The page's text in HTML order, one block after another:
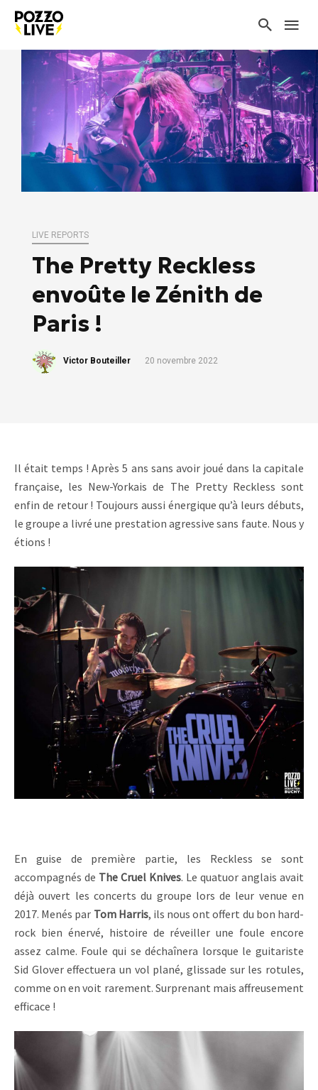
LIVE REPORTS
The Pretty Reckless
envoûte le Zénith de
Paris !
Victor Bouteiller 20 novembre 2022
Il était temps ! Après 5 ans sans avoir joué dans la capitale
française, les New-Yorkais de The Pretty Reckless sont
enfin de retour ! Toujours aussi énergique qu’à leurs débuts,
le groupe a livré une prestation agressive sans faute. Nous y
étions !
En guise de première partie, les Reckless se sont
accompagnés de The Cruel Knives. Le quatuor anglais avait
déjà ouvert les concerts du groupe lors de leur venue en
2017. Menés par Tom Harris, ils nous ont offert du bon hard-
rock bien énervé, histoire de réveiller une foule encore
assez calme. Foule qui se déchaînera lorsque le guitariste
Sid Glover effectuera un vol plané, glissade sur les rotules,
comme on en voit rarement. Surprenant mais affreusement
efficace !